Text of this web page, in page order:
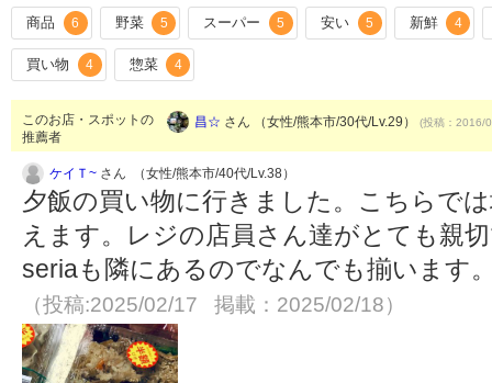
商品 6 野菜 5 スーパー 5 安い 5 新鮮 4
買い物 4 惣菜 4
このお店・スポットの
推薦者
昌☆ さん （女性/熊本市/30代/Lv.29） (投稿：2016/
ケイＴ~ さん （女性/熊本市/40代/Lv.38）
夕飯の買い物に行きました。こちらで
えます。レジの店員さん達がとても親
seriaも隣にあるのでなんでも揃います
（投稿:2025/02/17 掲載：2025/02/18）